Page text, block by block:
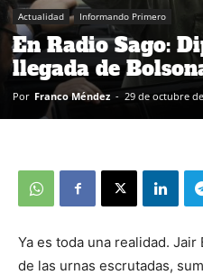
Actualidad Informando Primero
En Radio Sago:
llegada de
Por Franco Méndez - 29 de octubre
Ya es toda una realidad.
de las urnas escrutadas,